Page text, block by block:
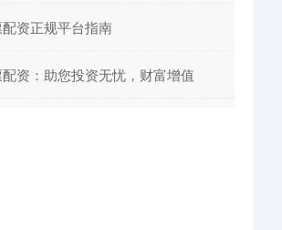
资正规平台指南
资：助您投资无忧，财富增值